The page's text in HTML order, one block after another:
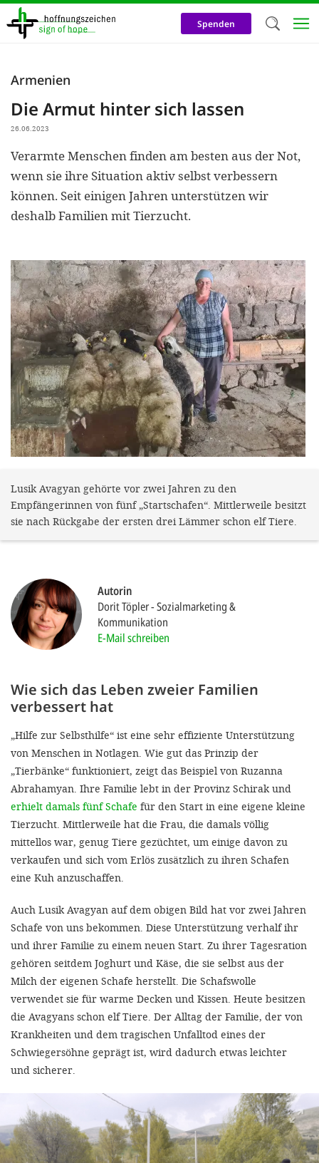
Direkt
zum
Inhalt
Spenden
Armenien
Die Armut hinter sich lassen
26.06.2023
Verarmte Menschen finden am besten aus der Not,
wenn sie ihre Situation aktiv selbst verbessern
können. Seit einigen Jahren unterstützen wir
deshalb Familien mit Tierzucht.
Lusik Avagyan gehörte vor zwei Jahren zu den
Empfängerinnen von fünf „Startschafen“. Mittlerweile besitzt
sie nach Rückgabe der ersten drei Lämmer schon elf Tiere.
Autorin
Dorit Töpler Sozialmarketing &
Kommunikation
E-Mail schreiben
Wie sich das Leben zweier Familien
verbessert hat
„Hilfe zur Selbsthilfe“ ist eine sehr effiziente Unterstützung
von Menschen in Notlagen. Wie gut das Prinzip der
„Tierbänke“ funktioniert, zeigt das Beispiel von Ruzanna
Abrahamyan. Ihre Familie lebt in der Provinz Schirak und
erhielt damals fünf Schafe für den Start in eine eigene kleine
Tierzucht. Mittlerweile hat die Frau, die damals völlig
mittellos war, genug Tiere gezüchtet, um einige davon zu
verkaufen und sich vom Erlös zusätzlich zu ihren Schafen
eine Kuh anzuschaffen.
Auch Lusik Avagyan auf dem obigen Bild hat vor zwei Jahren
Schafe von uns bekommen. Diese Unterstützung verhalf ihr
und ihrer Familie zu einem neuen Start. Zu ihrer Tagesration
gehören seitdem Joghurt und Käse, die sie selbst aus der
Milch der eigenen Schafe herstellt. Die Schafswolle
verwendet sie für warme Decken und Kissen. Heute besitzen
die Avagyans schon elf Tiere. Der Alltag der Familie, der von
Krankheiten und dem tragischen Unfalltod eines der
Schwiegersöhne geprägt ist, wird dadurch etwas leichter
und sicherer.
nutzen
helfen
Online-
und
unsere
ALLEN